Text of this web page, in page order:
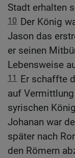
Stadt erhalten
10 Der König
Jason das
er seinen
Lebensweise
11
Er schaffte
auf
syrischen
Johanan war
später nach
den Römern